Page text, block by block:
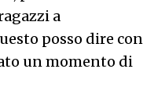
a
posso dire con
un momento di